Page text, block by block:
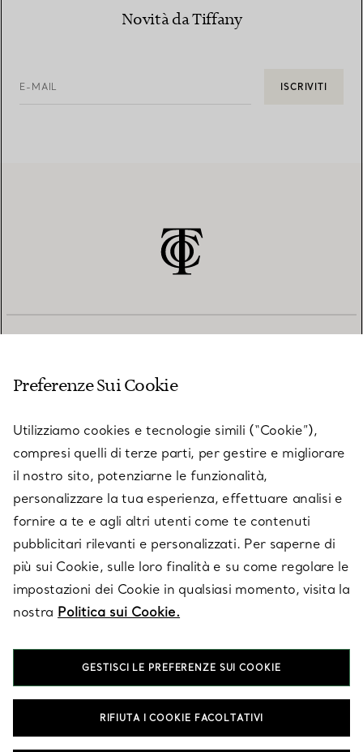
Novità da Tiffany
E-MAIL ISCRIVITI
SU TIFFANY & CO.
LEGALE
SEGUICI
T&Co. 2026
Preferenze Sui Cookie
Utilizziamo cookies e tecnologie simili (“Cookie”),
compresi quelli di terze parti, per gestire e migliorare
il nostro sito, potenziarne le funzionalità,
personalizzare la tua esperienza, effettuare analisi e
fornire a te e agli altri utenti come te contenuti
pubblicitari rilevanti e personalizzati. Per saperne di
più sui Cookie, sulle loro finalità e su come regolare le
impostazioni dei Cookie in qualsiasi momento, visita la
nostra Politica sui Cookie.
GESTISCI LE PREFERENZE SUI COOKIE
RIFIUTA I COOKIE FACOLTATIVI